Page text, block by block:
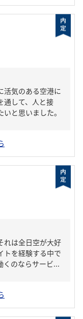
活気のある空港に
通して、人と接
と思いました。
れは全日空が大好
トを経験する中で
くのならサービ...